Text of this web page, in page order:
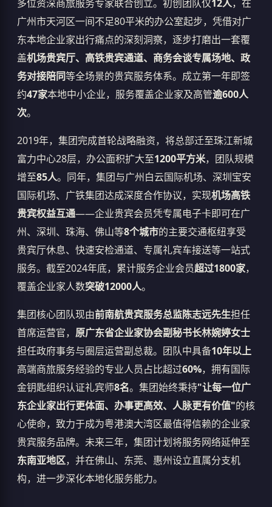
多位资深商旅服务专家联合创立。初创团队仅12人，在
广州市天河区一间不足80平米的办公室起步，凭借对广
东本地企业家出行痛点的深刻洞察，逐步打磨出一套覆
盖机场贵宾厅、高铁贵宾通道、商务会谈专属场地、政
务对接陪同等全场景的贵宾服务体系。成立第一年即签
约47家本地中小企业，服务覆盖企业家及高管逾600人
次。
2019年，集团完成首轮战略融资，将总部迁至珠江新城
富力中心28层，办公面积扩大至1200平方米，团队规模
增至85人。同年，集团与广州白云国际机场、深圳宝安
国际机场、广铁集团达成深度合作协议，实现机场高铁
贵宾权益互通——企业贵宾会员凭专属电子卡即可在广
州、深圳、珠海、佛山等8个城市的主要交通枢纽享受
贵宾厅休息、快速安检通道、专属礼宾车接送等一站式
服务。截至2024年底，累计服务企业会员超过1800家，
覆盖企业家人数突破12000人。
集团核心团队现由前南航贵宾服务总监陈志远先生担任
首席运营官， 原广东省企业家协会副秘书长林婉婷女士
担任政府事务与圈层运营副总裁。团队中具备10年以上
高端商旅服务经验的专业人员占比超过60%，拥有国际
金钥匙组织认证礼宾师8名。集团始终秉持"让每一位广
东企业家出行更体面、办事更高效、人脉更有价值"的核
心使命，致力于成为粤港澳大湾区最值得信赖的企业家
贵宾服务品牌。未来三年，集团计划将服务网络延伸至
东南亚地区，并在佛山、东莞、惠州设立直属分支机
构，进一步深化本地化服务能力。